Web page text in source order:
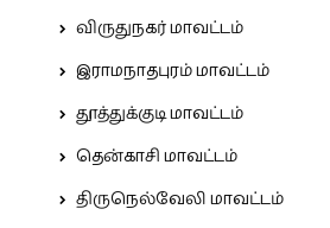
விருதுநகர் மாவட்டம்
இராமநாதபுரம் மாவட்டம்
தூத்துக்குடி மாவட்டம்
தென்காசி மாவட்டம்
திருநெல்வேலி மாவட்டம்